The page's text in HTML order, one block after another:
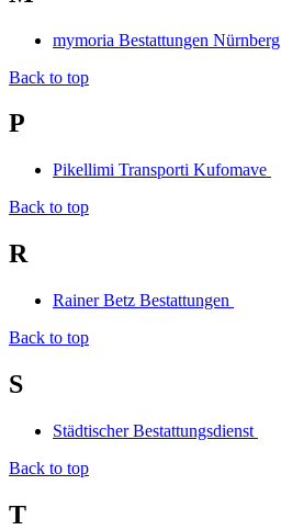
mymoria Bestattungen Nürnberg
Back to top
P
Pikellimi Transporti Kufomave
Back to top
R
Rainer Betz Bestattungen
Back to top
S
Städtischer Bestattungsdienst
Back to top
T